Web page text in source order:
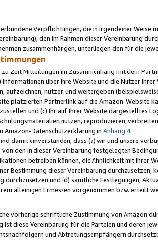
Verpflichtungen, die in irgendeiner Weise
den im Rahmen dieser Vereinbarung
zusammenhängen, unterliegen den für die
Zeit Mitteilungen im Zusammenhang mit dem
Informationen über Ihre Website und die Nutzer
aufzeichnen, nutzen und weitergeben
platzierten Partnerlink auf die Amazon-Website
und (c) Ihr auf Ihrer Website dargestelltes
nutzen, reproduzieren,
Amazon-Datenschutzerklärung in Anhang 4.
damit einverstanden, dass (a) wir und unsere
von den in dieser Vereinbarung festgelegten
betreiben können, die Ähnlichkeit mit Ihrer
Bestimmung dieser Vereinbarung
durchzusetzen und (d) sämtliche Festlegungen,
alleinigen Ermessen vorgenommen bzw. erteilt
vorherige schriftliche Zustimmung von Amazon
ist diese Vereinbarung für die Parteien und deren
und Abtretungsempfängern